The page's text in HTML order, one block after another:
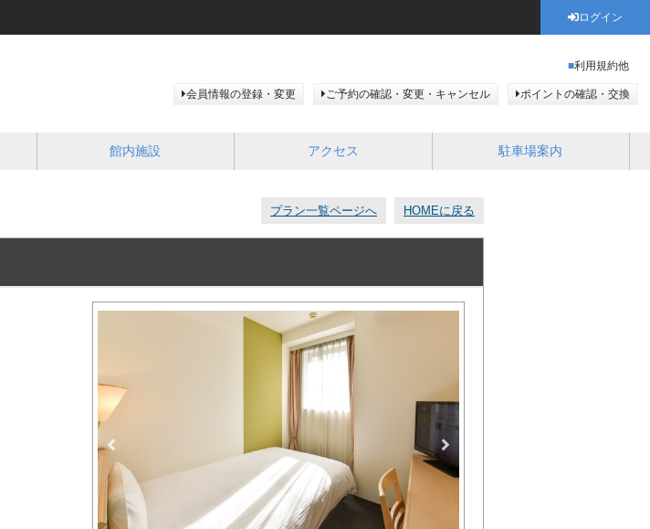
ログイン
利用規約他
会員情報の登録・変更 ご予約の確認・変更・キャンセル ポイントの確認・交換
館内施設 アクセス 駐車場案内
プラン一覧ページへ HOMEに戻る